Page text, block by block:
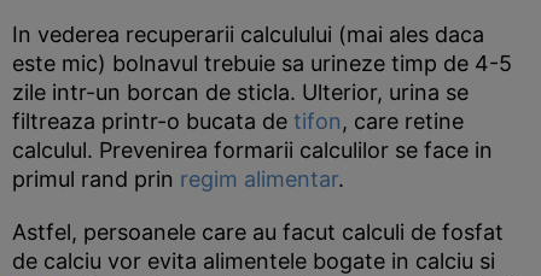
In vederea recuperarii calculului (mai ales daca
este mic) bolnavul trebuie sa urineze timp de 4-5
zile intr-un borcan de sticla. Ulterior, urina se
filtreaza printr-o bucata de tifon, care retine
calculul. Prevenirea formarii calculilor se face in
primul rand prin regim alimentar.
Astfel, persoanele care au facut calculi de fosfat
de calciu vor evita alimentele bogate in calciu si